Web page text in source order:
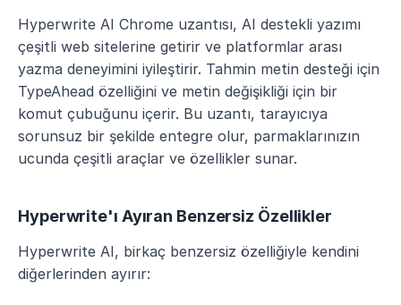
Hyperwrite AI Chrome uzantısı, AI destekli yazımı
çeşitli web sitelerine getirir ve platformlar arası
yazma deneyimini iyileştirir. Tahmin metin desteği için
TypeAhead özelliğini ve metin değişikliği için bir
komut çubuğunu içerir. Bu uzantı, tarayıcıya
sorunsuz bir şekilde entegre olur, parmaklarınızın
ucunda çeşitli araçlar ve özellikler sunar.
Hyperwrite'ı Ayıran Benzersiz Özellikler
Hyperwrite AI, birkaç benzersiz özelliğiyle kendini
diğerlerinden ayırır: